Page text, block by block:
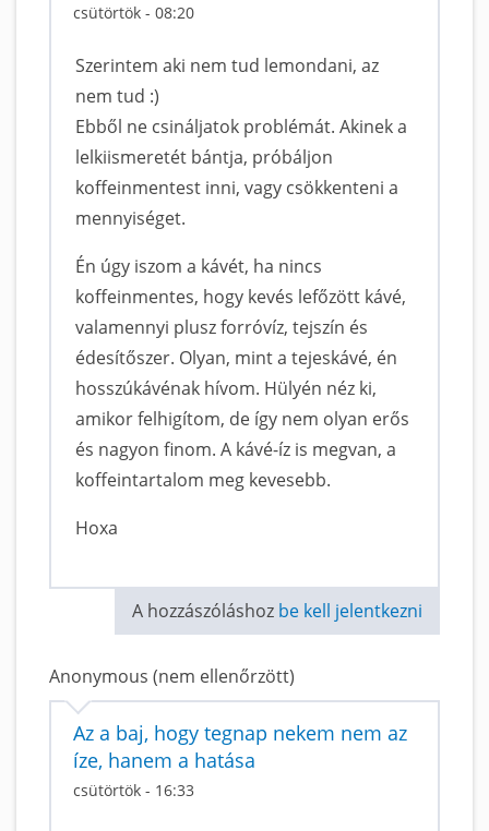
csütörtök - 08:20
Szerintem aki nem tud lemondani, az
nem tud :)
Ebből ne csináljatok problémát. Akinek a
lelkiismeretét bántja, próbáljon
koffeinmentest inni, vagy csökkenteni a
mennyiséget.
Én úgy iszom a kávét, ha nincs
koffeinmentes, hogy kevés lefőzött kávé,
valamennyi plusz forróvíz, tejszín és
édesítőszer. Olyan, mint a tejeskávé, én
hosszúkávénak hívom. Hülyén néz ki,
amikor felhigítom, de így nem olyan erős
és nagyon finom. A kávé-íz is megvan, a
koffeintartalom meg kevesebb.
Hoxa
A hozzászóláshoz be kell jelentkezni
Anonymous (nem ellenőrzött)
Az a baj, hogy tegnap nekem nem az
íze, hanem a hatása
csütörtök - 16:33